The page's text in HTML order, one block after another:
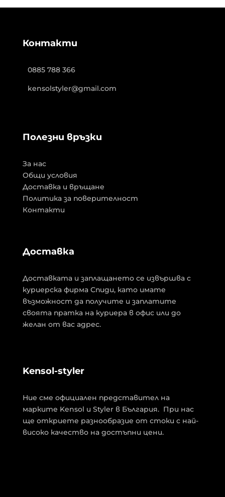
Контакти
0885 788 366
kensolstyler@gmail.com
Полезни връзки
За нас
Общи условия
Доставка и връщане
Политика за поверителност
Контакти
Доставка
Доставката и заплащането се извършва с
куриерска фирма Спиди, като имате
възможност да получите и заплатите
своята пратка на куриера в офис или до
желан от вас адрес.
Kensol-styler
Ние сме официален представител на
марките Kensol и Styler в България. При нас
ще откриете разнообразие от стоки с най-
високо качество на достъпни цени.